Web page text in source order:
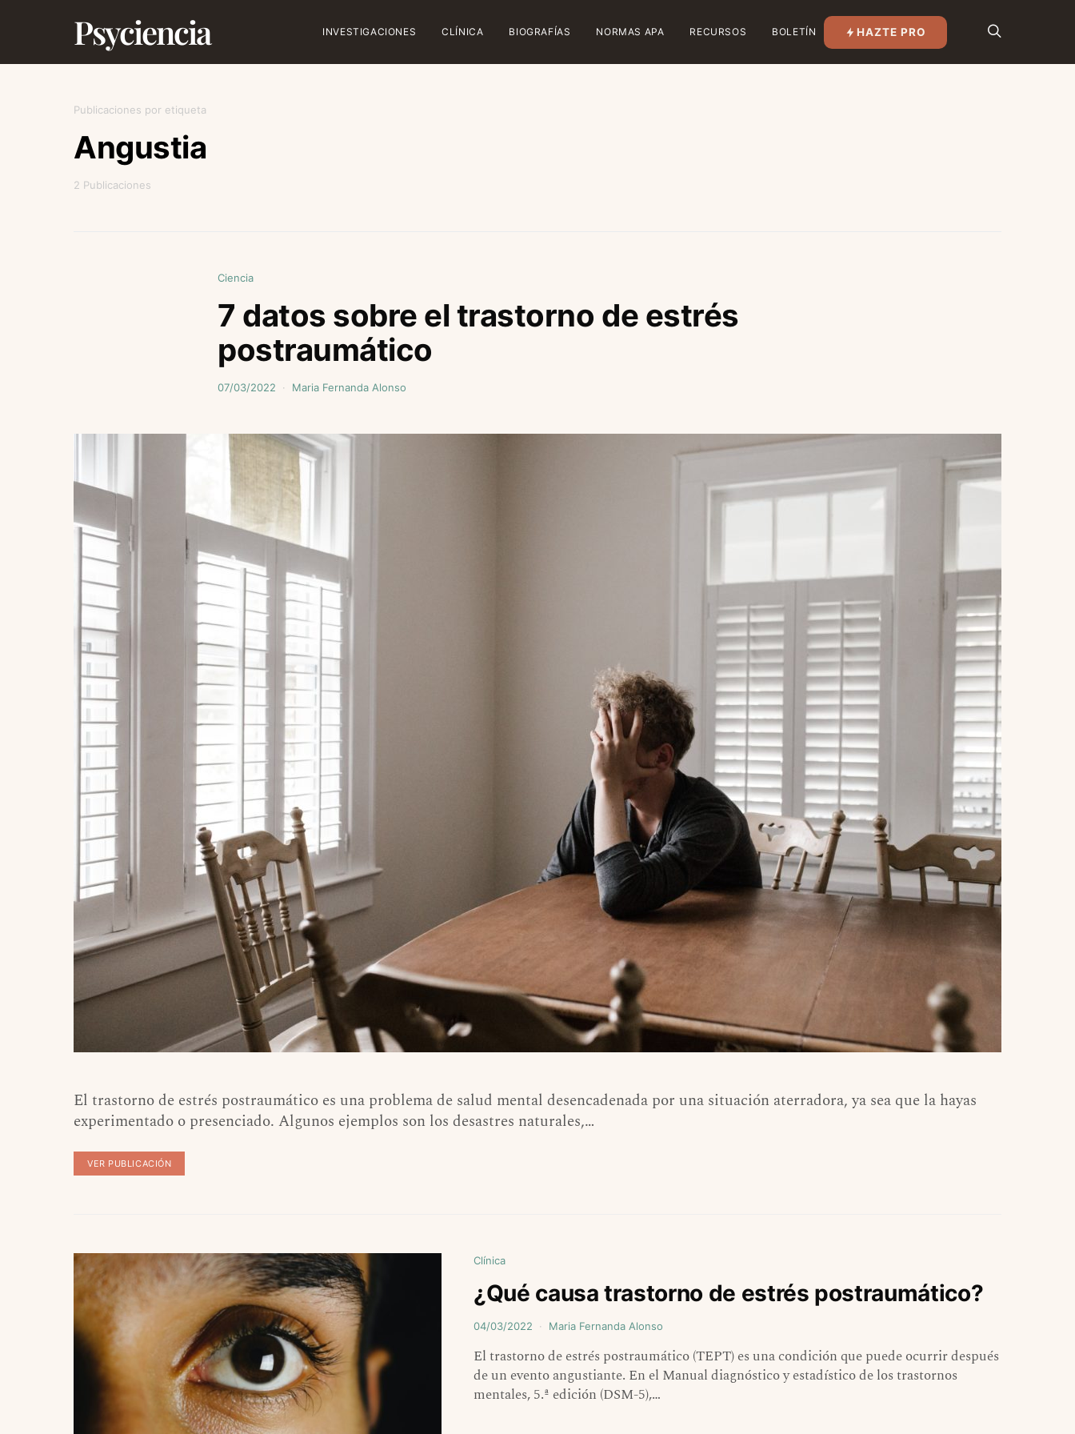
Psyciencia INVESTIGACIONES CLÍNICA BIOGRAFÍAS NORMAS APA RECURSOS BOLETÍN HAZTE PRO
Publicaciones por etiqueta
Angustia
2 Publicaciones
Ciencia
7 datos sobre el trastorno de estrés
postraumático
07/03/2022 Maria Fernanda Alonso
El trastorno de estrés postraumático es una problema de salud mental desencadenada por una situación aterradora, ya sea que la hayas
experimentado o presenciado. Algunos ejemplos son los desastres naturales,…
VER PUBLICACIÓN
Clínica
¿Qué causa trastorno de estrés postraumático?
04/03/2022 Maria Fernanda Alonso
El trastorno de estrés postraumático (TEPT) es una condición que puede ocurrir después
de un evento angustiante. En el Manual diagnóstico y estadístico de los trastornos
mentales, 5.ª edición (DSM-5),…